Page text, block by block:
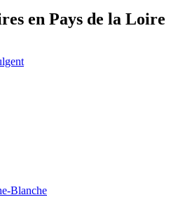
en Pays de la Loire
Blanche